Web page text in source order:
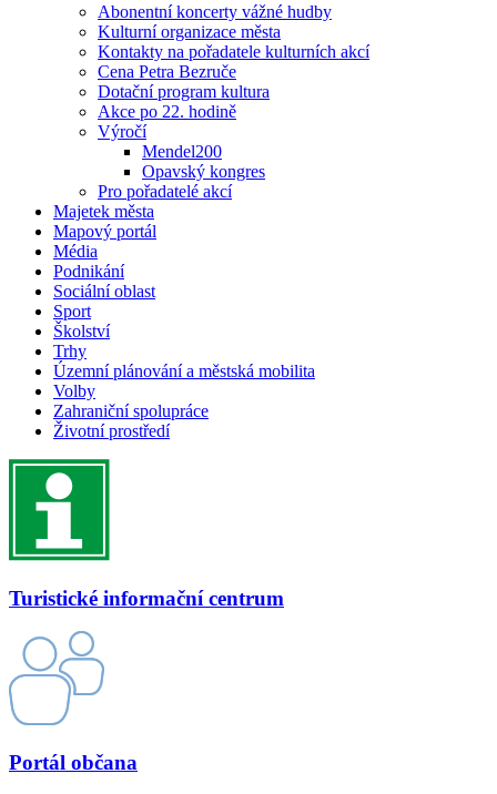
Abonentní koncerty vážné hudby
Kulturní organizace města
Kontakty na pořadatele kulturních akcí
Cena Petra Bezruče
Dotační program kultura
Akce po 22. hodině
Výročí
Mendel200
Opavský kongres
Pro pořadatelé akcí
Majetek města
Mapový portál
Média
Podnikání
Sociální oblast
Sport
Školství
Trhy
Územní plánování a městská mobilita
Volby
Zahraniční spolupráce
Životní prostředí
Turistické informační centrum
Portál občana